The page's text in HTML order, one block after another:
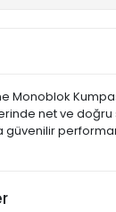
Monoblok
net ve doğru